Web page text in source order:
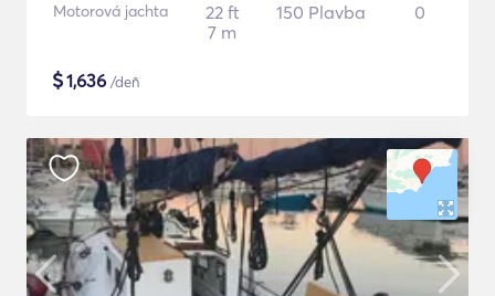
Motorová jachta
22 ft
7 m
150 Plavba 0
$1,636 /deň